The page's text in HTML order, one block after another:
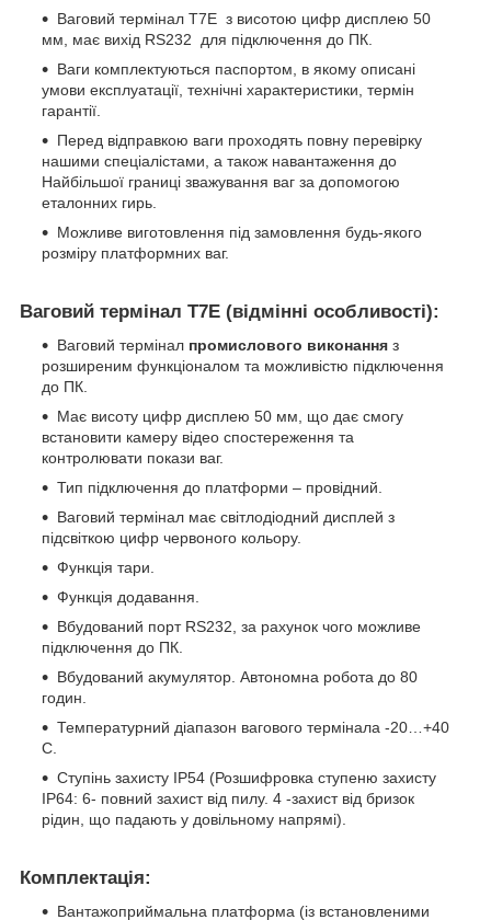
Ваговий термінал T7E з висотою цифр дисплею 50
мм, має вихід RS232 для підключення до ПК.
Ваги комплектуються паспортом, в якому описані
умови експлуатації, технічні характеристики, термін
гарантії.
Перед відправкою ваги проходять повну перевірку
нашими спеціалістами, а також навантаження до
Найбільшої границі зважування ваг за допомогою
еталонних гирь.
Можливе виготовлення під замовлення будь-якого
розміру платформних ваг.
Ваговий термінал T7E (відмінні особливості):
Ваговий термінал промислового виконання з
розширеним функціоналом та можливістю підключення
до ПК.
Має висоту цифр дисплею 50 мм, що дає смогу
встановити камеру відео спостереження та
контролювати покази ваг.
Тип підключення до платформи – провідний.
Ваговий термінал має світлодіодний дисплей з
підсвіткою цифр червоного кольору.
Функція тари.
Функція додавання.
Вбудований порт RS232, за рахунок чого можливе
підключення до ПК.
Вбудований акумулятор. Автономна робота до 80
годин.
Температурний діапазон вагового термінала -20…+40
С.
Ступінь захисту IP54 (Розшифровка ступеню захисту
IP64: 6- повний захист від пилу. 4 -захист від бризок
рідин, що падають у довільному напрямі).
Комплектація:
Вантажоприймальна платформа (із встановленими